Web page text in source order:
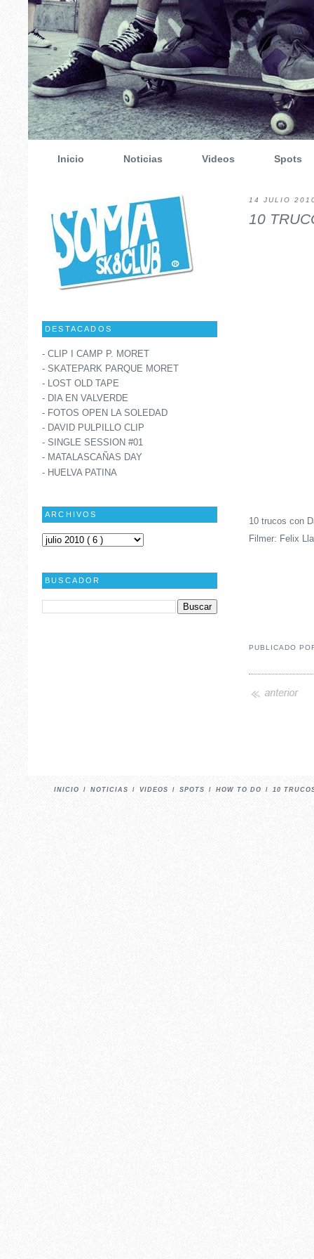
Inicio Noticias Videos Spots
14 JULIO
10
10 trucos con
Filmer: Felix
PUBLICADO
DESTACADOS
- CLIP I CAMP P. MORET
- SKATEPARK PARQUE MORET
- LOST OLD TAPE
- DIA EN VALVERDE
- FOTOS OPEN LA SOLEDAD
- DAVID PULPILLO CLIP
- SINGLE SESSION #01
- MATALASCAÑAS DAY
- HUELVA PATINA
ARCHIVOS
BUSCADOR
INICIO / NOTICIAS / VIDEOS / SPOTS / HOW TO DO / 10